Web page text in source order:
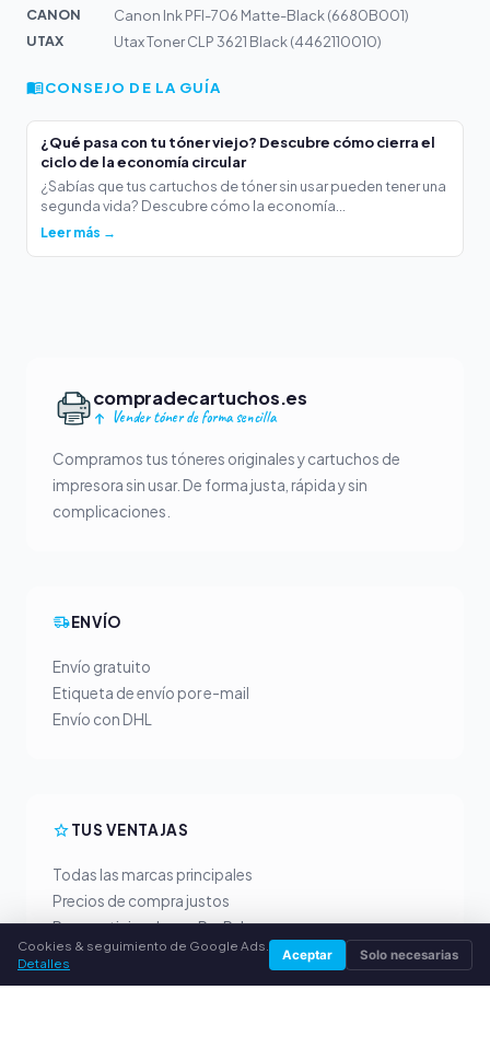
CANON
Canon Ink PFI-706 Matte-Black (6680B001)
UTAX
Utax Toner CLP 3621 Black (4462110010)
CONSEJO DE LA GUÍA
¿Qué pasa con tu tóner viejo? Descubre cómo cierra el
ciclo de la economía circular
¿Sabías que tus cartuchos de tóner sin usar pueden tener una
segunda vida? Descubre cómo la economía...
Leer más →
compradecartuchos.es
Vender tóner de forma sencilla
Compramos tus tóneres originales y cartuchos de
impresora sin usar. De forma justa, rápida y sin
complicaciones.
ENVÍO
Envío gratuito
Etiqueta de envío por e-mail
Envío con DHL
TUS VENTAJAS
Todas las marcas principales
Precios de compra justos
Pago anticipado por PayPal
Asesoramiento personalizado
Cookies & seguimiento de Google Ads.
Detalles
Aceptar Solo necesarias